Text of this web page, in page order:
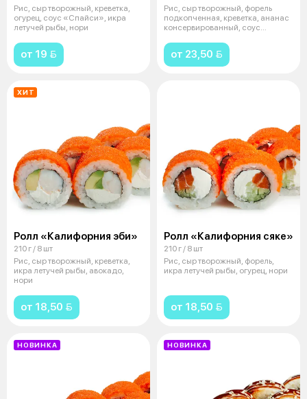
Рис, сыр творожный, креветка,
огурец, соус «Спайси», икра
летучей рыбы, нори
от 19 
Рис, сыр творожный, форель
подкопченная, креветка, ананас
консервированный, соус
от 23,50 
ХИТ
Ролл «Калифорния эби»
210 г / 8 шт
Рис, сыр творожный, креветка,
икра летучей рыбы, авокадо,
нори
от 18,50 
Ролл «Калифорния сяке»
210 г / 8 шт
Рис, сыр творожный, форель,
икра летучей рыбы, огурец, нори
от 18,50 
НОВИНКА НОВИНКА